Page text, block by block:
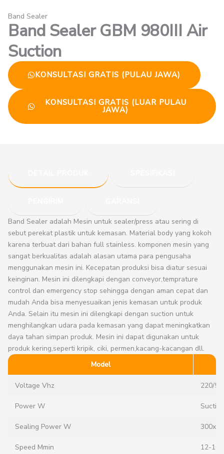
Band Sealer
Band Sealer GBM 980III Air
Suction
KONSULTASI GRATIS (PULAU JAWA)
KONSULTASI GRATIS (LUAR PULAU
JAWA)
Band Sealer adalah Mesin untuk sealer/press atau sering di
sebut perekat plastik untuk kemasan. Material body yang kokoh
karena terbuat dari bahan full stainless. komponen mesin yang
sangat berkualitas adalah alasan utama para pengusaha
menggunakan mesin ini. Kecepatan produksi bisa diatur sesuai
keinginan. Mesin ini dilengkapi dengan conveyor,temprature
control dan emergency stop sehingga dengan aman cepat dan
mudah Anda bisa menyesuaikan jenis kemasan untuk produk
Anda. Selain itu mesin ini dilengkapi dengan suction untuk
menghilangkan udara pada kemasan yang dapat meningkatkan
daya tahan simpan produk. Mesin ini dapat digunakan untuk
produk kering,seperti kripik, ciki, permen,kacang-kacangan dll.
Model
Voltage Vhz 220/
Power W
Sealing Power W 300x2
Speed Mmin 12-16